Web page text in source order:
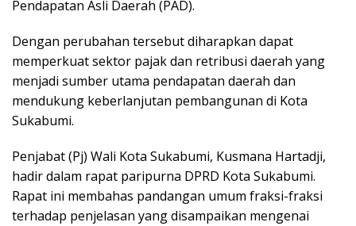
Pendapatan Asli Daerah (PAD).
Dengan perubahan tersebut diharapkan dapat
memperkuat sektor pajak dan retribusi daerah yang
menjadi sumber utama pendapatan daerah dan
mendukung keberlanjutan pembangunan di Kota
Sukabumi.
Penjabat (Pj) Wali Kota Sukabumi, Kusmana Hartadji,
hadir dalam rapat paripurna DPRD Kota Sukabumi.
Rapat ini membahas pandangan umum fraksi-fraksi
terhadap penjelasan yang disampaikan mengenai